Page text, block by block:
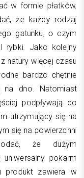
w formie płatków,
że każdy rodzaj
gatunku, o czym
rybki. Jako kolejny
natury więcej czasu
bardzo chętnie
na dno. Natomiast
podpływają do
utrzymujący się na
się na powierzchni
że dużym
pokarm
produkt zawiera w